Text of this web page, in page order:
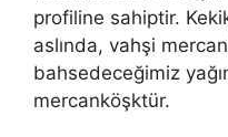
profiline sahiptir.
aslında, vahşi
bahsedeceğimiz
mercanköşktür.